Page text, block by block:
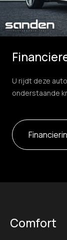
U rijdt deze
onderstaande
Comfort